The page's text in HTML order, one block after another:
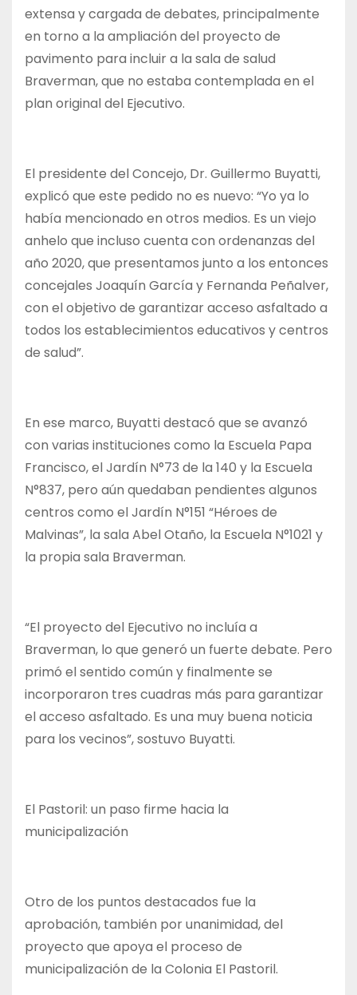
extensa y cargada de debates, principalmente
en torno a la ampliación del proyecto de
pavimento para incluir a la sala de salud
Braverman, que no estaba contemplada en el
plan original del Ejecutivo.
El presidente del Concejo, Dr. Guillermo Buyatti,
explicó que este pedido no es nuevo: “Yo ya lo
había mencionado en otros medios. Es un viejo
anhelo que incluso cuenta con ordenanzas del
año 2020, que presentamos junto a los entonces
concejales Joaquín García y Fernanda Peñalver,
con el objetivo de garantizar acceso asfaltado a
todos los establecimientos educativos y centros
de salud”.
En ese marco, Buyatti destacó que se avanzó
con varias instituciones como la Escuela Papa
Francisco, el Jardín N°73 de la 140 y la Escuela
N°837, pero aún quedaban pendientes algunos
centros como el Jardín N°151 “Héroes de
Malvinas”, la sala Abel Otaño, la Escuela N°1021 y
la propia sala Braverman.
“El proyecto del Ejecutivo no incluía a
Braverman, lo que generó un fuerte debate. Pero
primó el sentido común y finalmente se
incorporaron tres cuadras más para garantizar
el acceso asfaltado. Es una muy buena noticia
para los vecinos”, sostuvo Buyatti.
El Pastoril: un paso firme hacia la
municipalización
Otro de los puntos destacados fue la
aprobación, también por unanimidad, del
proyecto que apoya el proceso de
municipalización de la Colonia El Pastoril.